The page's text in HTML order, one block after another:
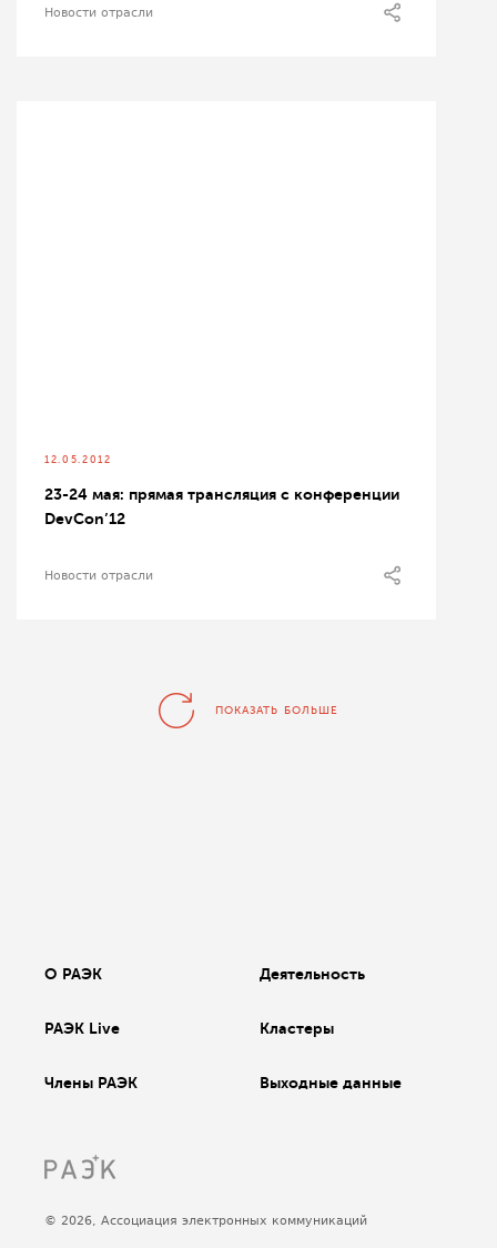
Новости отрасли
12.05.2012
23-24 мая: прямая трансляция с конференции
DevCon’12
Новости отрасли
ПОКАЗАТЬ БОЛЬШЕ
О РАЭК Деятельность
РАЭК Live Кластеры
Члены РАЭК Выходные данные
© 2026, Ассоциация электронных коммуникаций